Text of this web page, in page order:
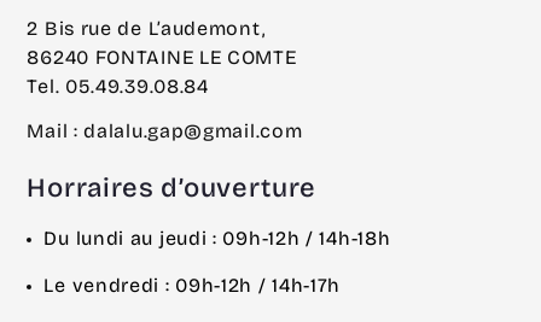
2 Bis rue de L’audemont,
86240 FONTAINE LE COMTE
Tel. 05.49.39.08.84
Mail : dalalu.gap@gmail.com
Horraires d’ouverture
Du lundi au jeudi : 09h-12h / 14h-18h
Le vendredi : 09h-12h / 14h-17h